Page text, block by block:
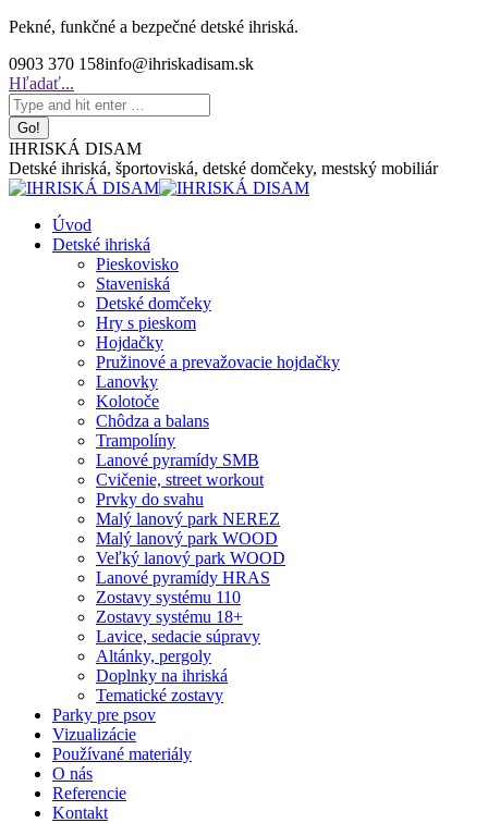
Skip
content
Pekné, funkčné a bezpečné detské ihriská.
0903 370 158info@ihriskadisam.sk
Search:
Hľadať...
IHRISKÁ DISAM
Detské ihriská, športoviská, detské domčeky, mestský mobiliár
Úvod
Detské ihriská
Pieskovisko
Staveniská
Detské domčeky
Hry s pieskom
Hojdačky
Pružinové a prevažovacie hojdačky
Lanovky
Kolotoče
Chôdza a balans
Trampolíny
Lanové pyramídy SMB
Cvičenie, street workout
Prvky do svahu
Malý lanový park NEREZ
Malý lanový park WOOD
Veľký lanový park WOOD
Lanové pyramídy HRAS
Zostavy systému 110
Zostavy systému 18+
Lavice, sedacie súpravy
Altánky, pergoly
Doplnky na ihriská
Tematické zostavy
Parky pre psov
Vizualizácie
Používané materiály
O nás
Referencie
Kontakt